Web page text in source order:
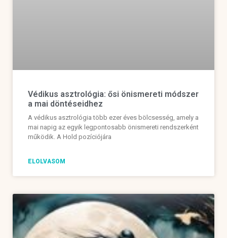
Védikus asztrológia: ősi önismereti módszer
a mai döntéseidhez
A védikus asztrológia több ezer éves bölcsesség, amely a
mai napig az egyik legpontosabb önismereti rendszerként
működik. A Hold pozíciójára
ELOLVASOM